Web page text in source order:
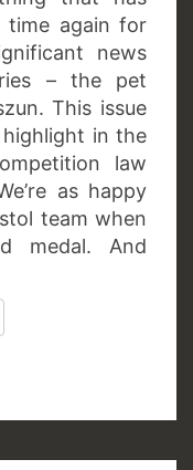
time again for
news
– the pet
This issue
in the
law
as happy
team when
medal. And
MORE